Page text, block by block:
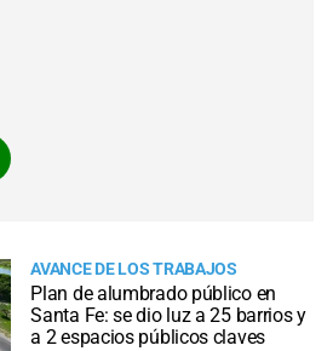
AVANCE DE LOS TRABAJOS
Plan de alumbrado público en
Santa Fe: se dio luz a 25 barrios y
a 2 espacios públicos claves